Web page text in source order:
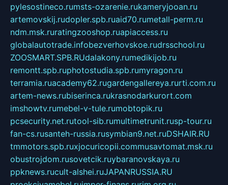
pylesostineco.rumsts-ozarenie.rukameryjooan.ru
artemovskij.rudopler.spb.ruaid70.rumetall-perm.ru
ndm.msk.ruratingzooshop.ruapiaccess.ru
globalautotrade.infobezverhovskoe.rudrsschool.ru
ZOOSMART.SPB.RUdalakony.rumedikijob.ru
remontt.spb.ruphotostudia.spb.rumyragon.ru
terramia.ruacademy62.rugardengallereya.rurti.com.ru
artem-news.rubiserinca.rukrasnodarkurort.com
imshowtv.rumebel-v-tule.rumobtopik.ru
pcsecurity.net.rutool-sib.rumultimetrunit.rusp-tour.ru
fan-cs.rusanteh-russia.rusymbian9.net.ruDSHAIR.RU
tmmotors.spb.ruxjocuricopii.commusavtomat.msk.ru
obustrojdom.rusovetcik.ruybaranovskaya.ru
ppknews.rucult-alshei.ruJAPANRUSSIA.RU